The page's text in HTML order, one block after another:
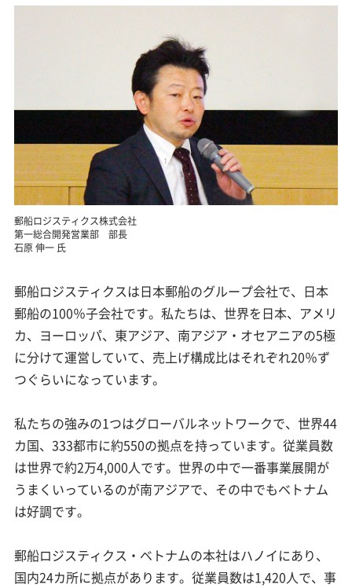
郵船ロジスティクス株式会社
第一総合開発営業部 部長
石原 伸一 氏
郵船ロジスティクスは日本郵船のグループ会社で、日本
郵船の100％子会社です。私たちは、世界を日本、アメリ
カ、ヨーロッパ、東アジア、南アジア・オセアニアの5極
に分けて運営していて、売上げ構成比はそれぞれ20％ず
つぐらいになっています。
私たちの強みの1つはグローバルネットワークで、世界44
カ国、333都市に約550の拠点を持っています。従業員数
は世界で約2万4,000人です。世界の中で一番事業展開が
うまくいっているのが南アジアで、その中でもベトナム
は好調です。
郵船ロジスティクス・ベトナムの本社はハノイにあり、
国内24カ所に拠点があります。従業員数は1,420人で、事